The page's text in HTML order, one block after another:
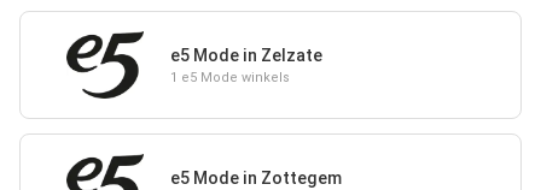
e5 Mode in Zelzate
1 e5 Mode winkels
e5 Mode in Zottegem